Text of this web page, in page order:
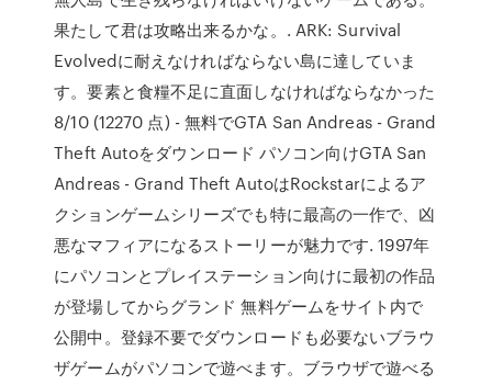
果たして君は攻略出来るかな。. ARK: Survival
Evolvedに耐えなければならない島に達していま
す。要素と食糧不足に直面しなければならなかった
8/10 (12270 点) - 無料でGTA San Andreas - Grand
Theft Autoをダウンロード パソコン向けGTA San
Andreas - Grand Theft AutoはRockstarによるア
クションゲームシリーズでも特に最高の一作で、凶
悪なマフィアになるストーリーが魅力です. 1997年
にパソコンとプレイステーション向けに最初の作品
が登場してからグランド 無料ゲームをサイト内で
公開中。登録不要でダウンロードも必要ないブラウ
ザゲームがパソコンで遊べます。ブラウザで遊べる